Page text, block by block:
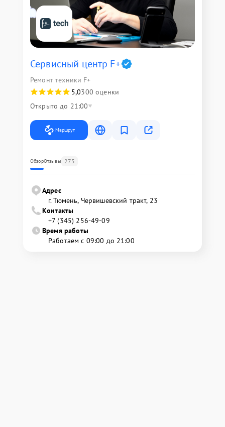
Сервисный центр F+
Ремонт техники F+
5,0300 оценки
Открыто до 21:00
Маршрут
ОбзорОтзывы 275
Адрес
г. Тюмень, ​Червишевский тракт, 23
Контакты
+7 (345) 256-49-09
Время работы
Работаем с 09:00 до 21:00